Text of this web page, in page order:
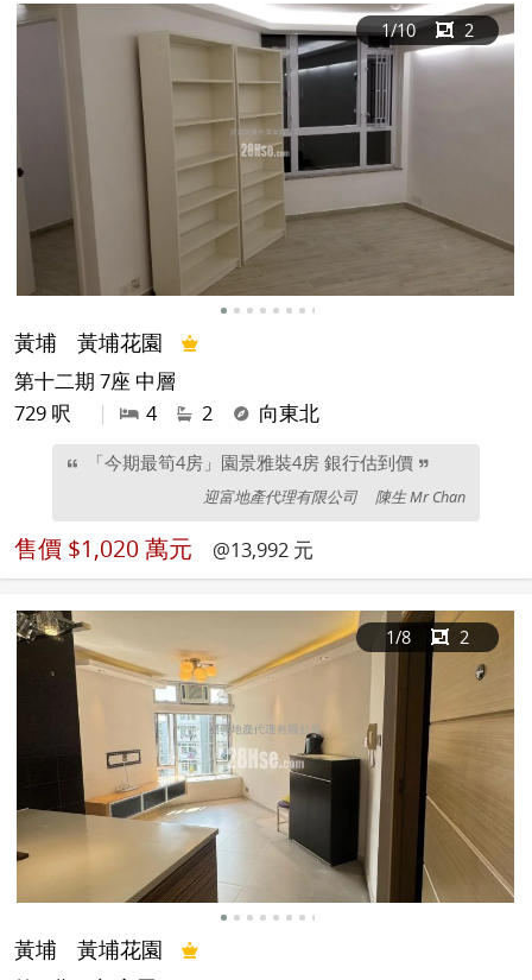
1/10 2
黃埔 黃埔花園
第十二期 7座 中層
729 呎
| 4 2 向東北
「今期最筍4房」園景雅裝4房 銀行估到價
迎富地產代理有限公司 陳生 Mr Chan
售價 $1,020 萬元 @13,992 元
1/8 2
黃埔 黃埔花園